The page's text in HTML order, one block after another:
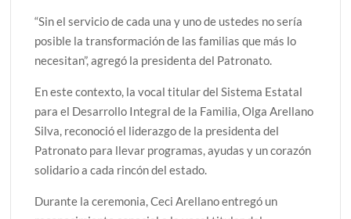
“Sin el servicio de cada una y uno de ustedes no sería
posible la transformación de las familias que más lo
necesitan”, agregó la presidenta del Patronato.
En este contexto, la vocal titular del Sistema Estatal
para el Desarrollo Integral de la Familia, Olga Arellano
Silva, reconoció el liderazgo de la presidenta del
Patronato para llevar programas, ayudas y un corazón
solidario a cada rincón del estado.
Durante la ceremonia, Ceci Arellano entregó un